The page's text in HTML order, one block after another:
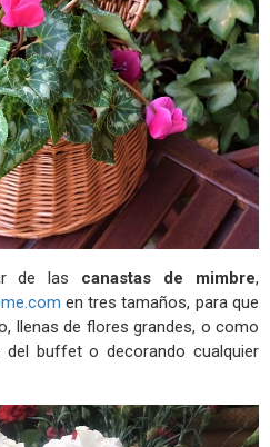
de las canastas de mimbre,
en tres tamaños, para que
llenas de flores grandes, o como
buffet o decorando cualquier